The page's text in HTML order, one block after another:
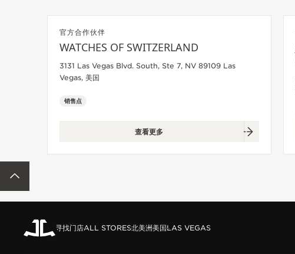
官方合作伙伴
WATCHES OF SWITZERLAND
3131 Las Vegas Blvd. South, Ste 7, NV 89109 Las
Vegas, 美国
销售点
查看更多
寻找门店ALL STORES北美洲美国LAS VEGAS